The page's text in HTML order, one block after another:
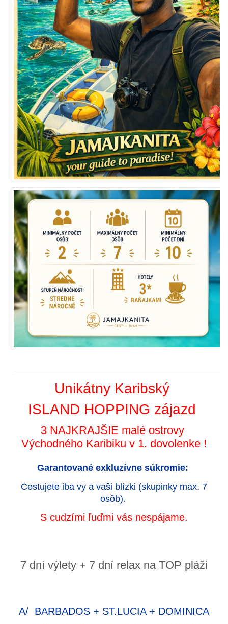
Unikátny Karibský
ISLAND HOPPING zájazd
3 NAJKRAJŠIE malé ostrovy
Východného Karibiku v 1. dovolenke !
Garantované exkluzívne súkromie:
Cestujete iba vy a vaši blízki (skupinky max. 7
osôb).
S cudzími ľuďmi vás nespájame.
7 dní výlety + 7 dní relax na TOP pláži
A/ BARBADOS + ST.LUCIA + DOMINICA